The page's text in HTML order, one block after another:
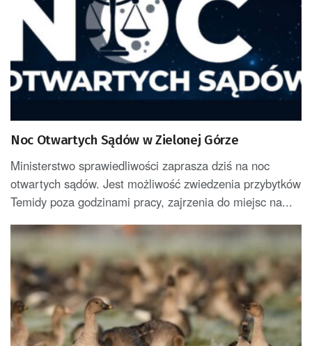
Noc Otwartych Sądów w Zielonej Górze
Ministerstwo sprawiedliwości zaprasza dziś na noc
otwartych sądów. Jest możliwość zwiedzenia przybytków
Temidy poza godzinami pracy, zajrzenia do miejsc na...